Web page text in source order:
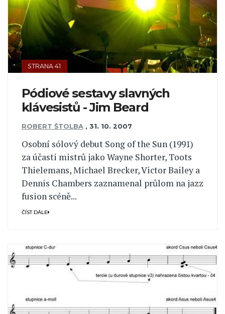
STRANA 41
Pódiové sestavy slavných
klávesistů - Jim Beard
ROBERT ŠTOLBA , 31. 10. 2007
Osobní sólový debut Song of the Sun (1991)
za účasti mistrů jako Wayne Shorter, Toots
Thielemans, Michael Brecker, Victor Bailey a
Dennis Chambers zaznamenal průlom na jazz
fusion scéně...
ČÍST DÁLE